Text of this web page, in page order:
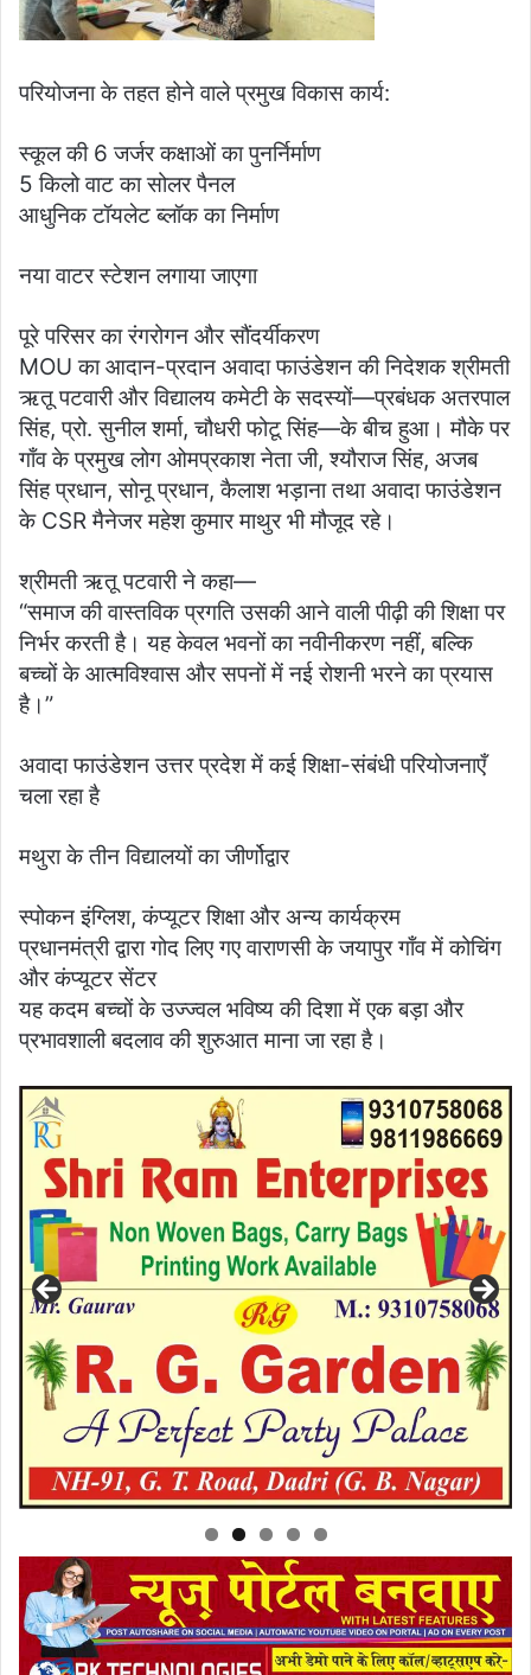
परियोजना के तहत होने वाले प्रमुख विकास कार्य:
स्कूल की 6 जर्जर कक्षाओं का पुनर्निर्माण
5 किलो वाट का सोलर पैनल
आधुनिक टॉयलेट ब्लॉक का निर्माण
नया वाटर स्टेशन लगाया जाएगा
पूरे परिसर का रंगरोगन और सौंदर्यीकरण
MOU का आदान-प्रदान अवादा फाउंडेशन की निदेशक श्रीमती
ऋतू पटवारी और विद्यालय कमेटी के सदस्यों—प्रबंधक अतरपाल
सिंह, प्रो. सुनील शर्मा, चौधरी फोटू सिंह—के बीच हुआ। मौके पर
गाँव के प्रमुख लोग ओमप्रकाश नेता जी, श्यौराज सिंह, अजब
सिंह प्रधान, सोनू प्रधान, कैलाश भड़ाना तथा अवादा फाउंडेशन
के CSR मैनेजर महेश कुमार माथुर भी मौजूद रहे।
श्रीमती ऋतू पटवारी ने कहा—
“समाज की वास्तविक प्रगति उसकी आने वाली पीढ़ी की शिक्षा पर
निर्भर करती है। यह केवल भवनों का नवीनीकरण नहीं, बल्कि
बच्चों के आत्मविश्वास और सपनों में नई रोशनी भरने का प्रयास
है।”
अवादा फाउंडेशन उत्तर प्रदेश में कई शिक्षा-संबंधी परियोजनाएँ
चला रहा है
मथुरा के तीन विद्यालयों का जीर्णोद्वार
स्पोकन इंग्लिश, कंप्यूटर शिक्षा और अन्य कार्यक्रम
प्रधानमंत्री द्वारा गोद लिए गए वाराणसी के जयापुर गाँव में कोचिंग
और कंप्यूटर सेंटर
यह कदम बच्चों के उज्ज्वल भविष्य की दिशा में एक बड़ा और
प्रभावशाली बदलाव की शुरुआत माना जा रहा है।